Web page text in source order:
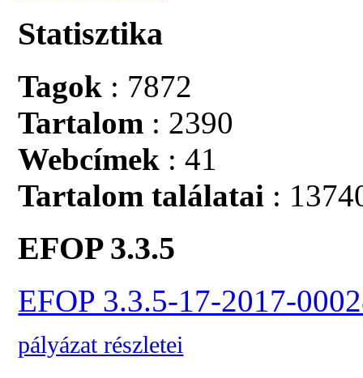
Statisztika
Tagok : 7872
Tartalom : 2390
Webcímek : 41
Tartalom találatai :
EFOP 3.3.5
EFOP 3.3.5-17-2017-
pályázat részletei